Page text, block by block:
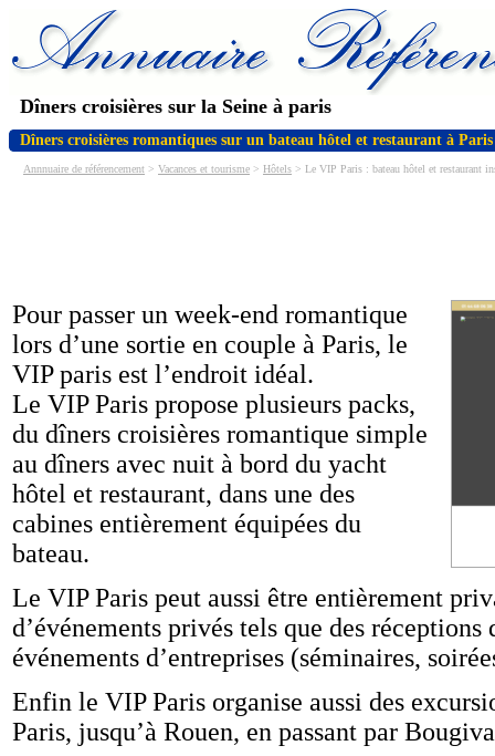
Dîners croisières sur la Seine à paris
Dîners croisières romantiques sur un bateau hôtel et restaurant à Paris
Annnuaire de référencement > Vacances et tourisme > Hôtels > Le VIP Paris : bateau hôtel et restaurant
Pour passer un week-end romantique
lors d’une sortie en couple à Paris, le
VIP paris est l’endroit idéal.
Le VIP Paris propose plusieurs packs,
du dîners croisières romantique simple
au dîners avec nuit à bord du yacht
hôtel et restaurant, dans une des
cabines entièrement équipées du
bateau.
Le VIP Paris peut aussi être entièrement
d’événements privés tels que des réceptions
événements d’entreprises (séminaires,
Enfin le VIP Paris organise aussi des
Paris, jusqu’à Rouen, en passant par